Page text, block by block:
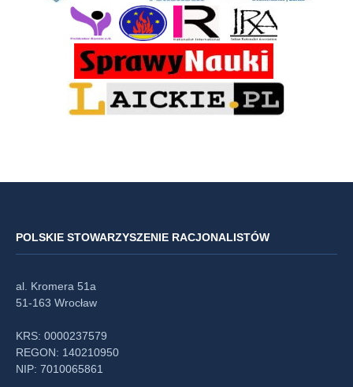
POLSKIE STOWARZYSZENIE RACJONALISTÓW
al. Kromera 51a
51-163 Wrocław
KRS: 0000237579
REGON: 140210950
NIP: 7010065861